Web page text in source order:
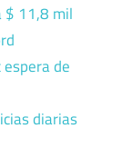
$ 11,8 mil
de
diarias